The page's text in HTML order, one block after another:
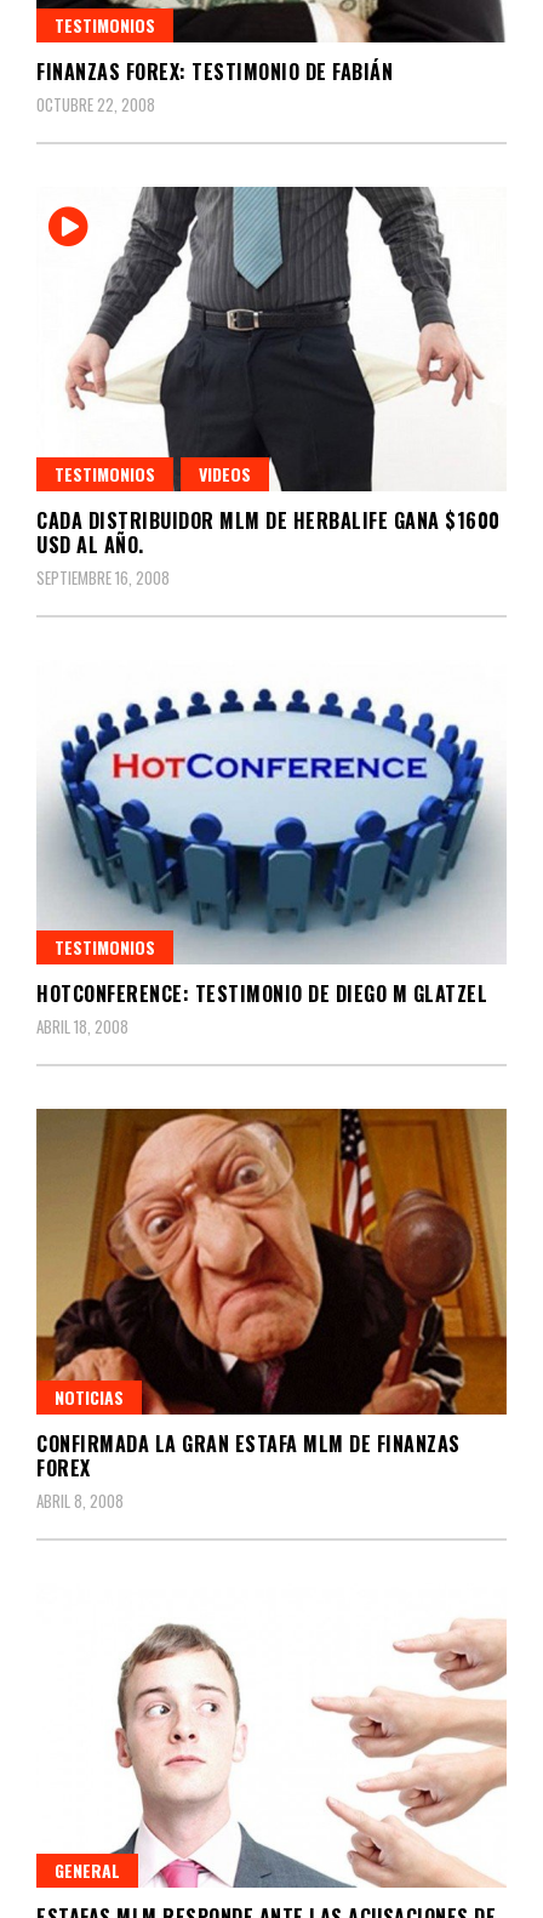
TESTIMONIOS
FINANZAS FOREX: TESTIMONIO DE FABIÁN
OCTUBRE 22, 2008
TESTIMONIOS VIDEOS
CADA DISTRIBUIDOR MLM DE HERBALIFE GANA $1600
USD AL AÑO.
SEPTIEMBRE 16, 2008
TESTIMONIOS
HOTCONFERENCE: TESTIMONIO DE DIEGO M GLATZEL
ABRIL 18, 2008
NOTICIAS
CONFIRMADA LA GRAN ESTAFA MLM DE FINANZAS
FOREX
ABRIL 8, 2008
GENERAL